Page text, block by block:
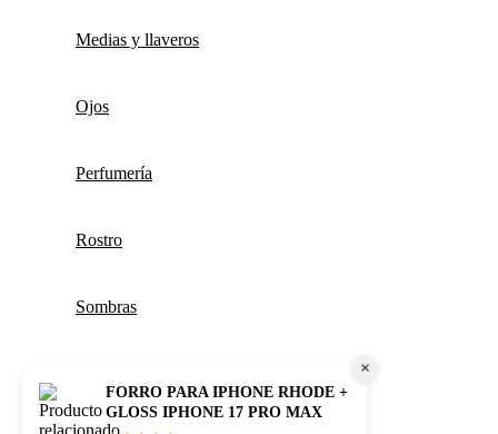
Medias y llaveros
Ojos
Perfumería
Rostro
Sombras
×
FORRO PARA IPHONE RHODE +
GLOSS IPHONE 17 PRO MAX